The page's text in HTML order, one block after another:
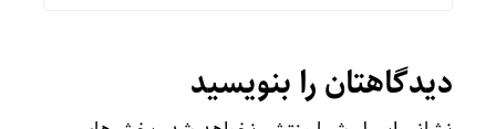
دیدگاهتان را بنویسید